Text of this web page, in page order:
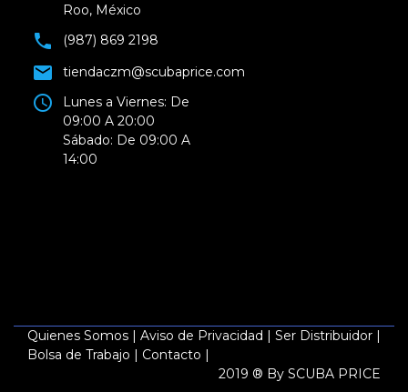
Roo, México
(987) 869 2198
tiendaczm@scubaprice.com
Lunes a Viernes: De
09:00 A 20:00
Sábado: De 09:00 A
14:00
Quienes Somos | Aviso de Privacidad | Ser Distribuidor |
Bolsa de Trabajo | Contacto |
2019 ® By SCUBA PRICE